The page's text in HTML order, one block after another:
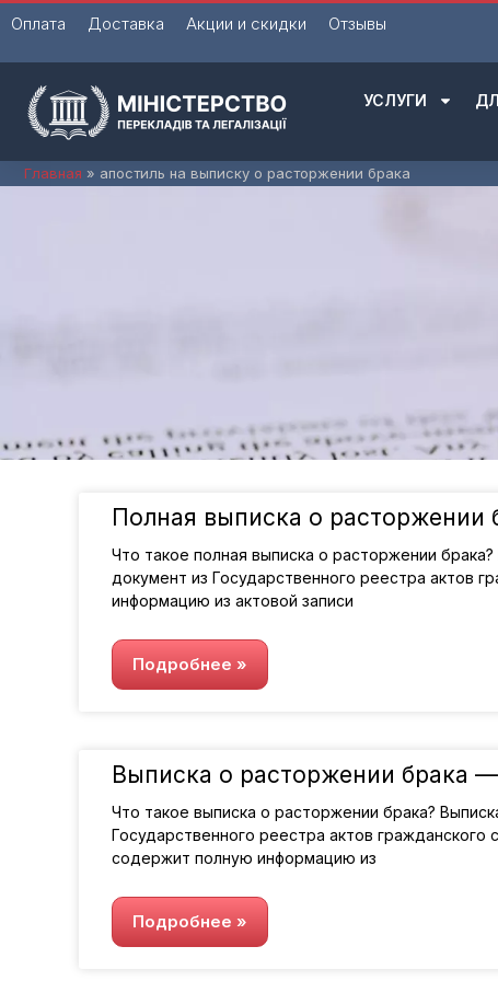
Перейти
Оплата Доставка Акции и скидки Отзывы
УСЛУГИ
Главная апостиль на выписку о расторжении брака
Полная выписка о расторжении
Что такое полная выписка о расторжении
документ из Государственного реестра актов
информацию из актовой записи
Подробнее »
Выписка о расторжении брака
Что такое выписка о расторжении брака?
Государственного реестра актов
содержит полную информацию из
Подробнее »